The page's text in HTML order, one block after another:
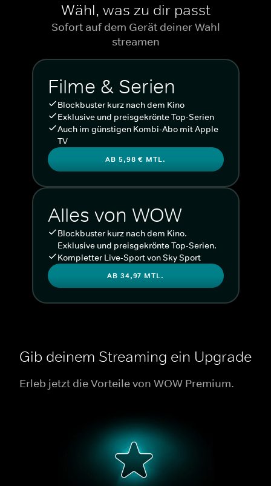
Wähl, was zu dir passt
Sofort auf dem Gerät deiner Wahl
streamen
Filme & Serien
Blockbuster kurz nach dem Kino
Exklusive und preisgekrönte Top-Serien
Auch im günstigen Kombi-Abo mit Apple
TV
AB 5,98 € MTL.
Alles von WOW
Blockbuster kurz nach dem Kino.
Exklusive und preisgekrönte Top-Serien.
Kompletter Live-Sport von Sky Sport
AB 34,97 MTL.
Gib deinem Streaming ein Upgrade
Erleb jetzt die Vorteile von WOW Premium.